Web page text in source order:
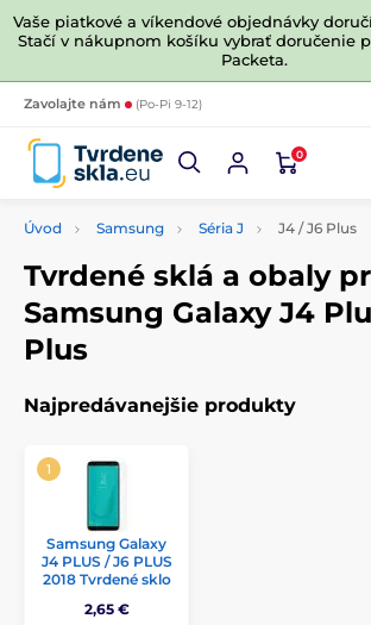
Vaše piatkové a víkendové objednávky
Stačí v nákupnom košíku vybrať doručenie
Packeta.
Zavolajte nám (Po-Pi 9-12)
0
Úvod Samsung Séria J J4 / J6 Plus
Tvrdené sklá a obaly
Samsung Galaxy J4
Plus
Najpredávanejšie produkty
Samsung Galaxy
J4 PLUS / J6 PLUS
2018 Tvrdené sklo
2,65 €